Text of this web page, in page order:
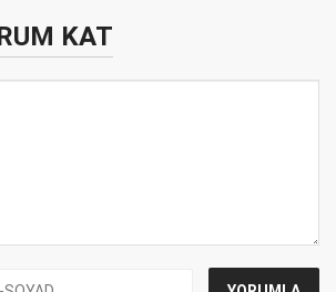
KAT